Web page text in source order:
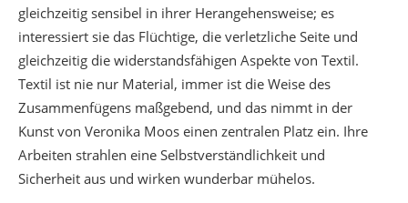
gleichzeitig sensibel in ihrer Herangehensweise; es
interessiert sie das Flüchtige, die verletzliche Seite und
gleichzeitig die widerstandsfähigen Aspekte von Textil.
Textil ist nie nur Material, immer ist die Weise des
Zusammenfügens maßgebend, und das nimmt in der
Kunst von Veronika Moos einen zentralen Platz ein. Ihre
Arbeiten strahlen eine Selbstverständlichkeit und
Sicherheit aus und wirken wunderbar mühelos.